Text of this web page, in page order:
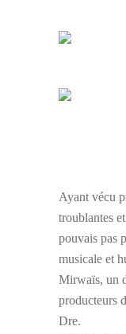
Ayant vécu
troublantes
pouvais pas
musicale et
Mirwaïs, un
producteurs
Dre.